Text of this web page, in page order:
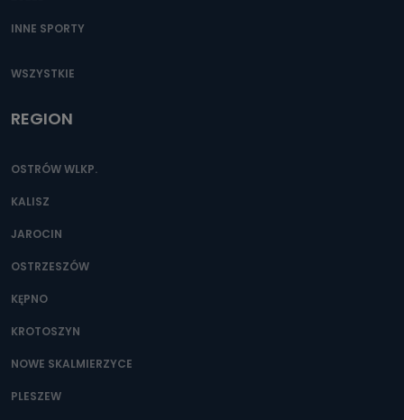
INNE SPORTY
WSZYSTKIE
REGION
OSTRÓW WLKP.
KALISZ
JAROCIN
OSTRZESZÓW
KĘPNO
KROTOSZYN
NOWE SKALMIERZYCE
PLESZEW